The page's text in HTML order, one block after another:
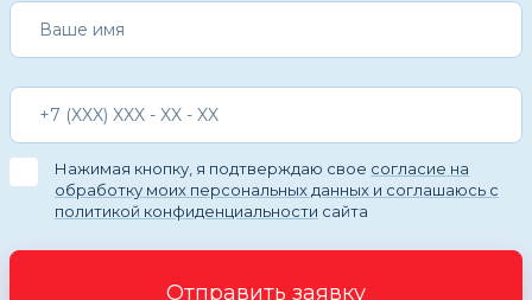
Нажимая кнопку, я подтверждаю свое согласие на
обработку моих персональных данных и соглашаюсь с
политикой конфиденциальности сайта
Отправить заявку